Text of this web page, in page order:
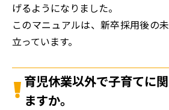
げるようになりました。
このマニュアルは、新卒採用後の
立っています。
育児休業以外で子育てに
ますか。